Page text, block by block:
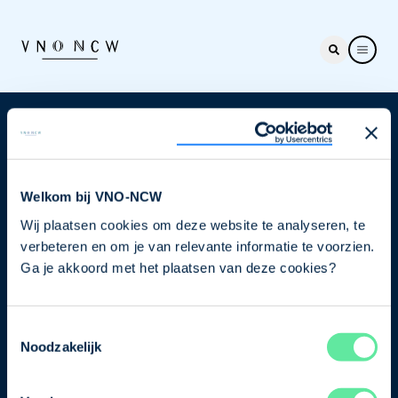
Welkom bij VNO-NCW
Wij plaatsen cookies om deze website te analyseren, te
verbeteren en om je van relevante informatie te voorzien.
Ga je akkoord met het plaatsen van deze cookies?
Noodzakelijk
Nieuwsbrief
je nu in voor de VNO-NCW nieuwsbrief.
Schrijf je in
Direct naar
Ons verhaal